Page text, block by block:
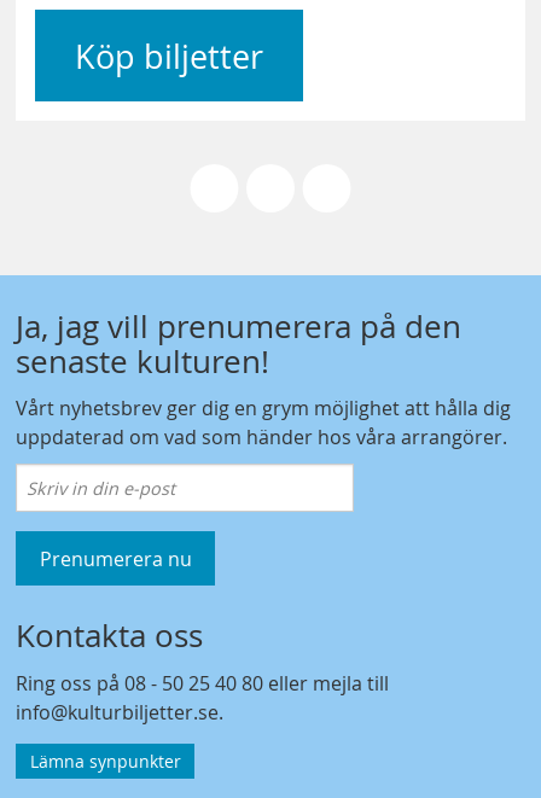
Köp biljetter
Ja, jag vill prenumerera på den
senaste kulturen!
Vårt nyhetsbrev ger dig en grym möjlighet att hålla dig
uppdaterad om vad som händer hos våra arrangörer.
Prenumerera nu
Kontakta oss
Ring oss på08 - 50 25 40 80 eller mejla till
info@kulturbiljetter.se.
Lämna synpunkter